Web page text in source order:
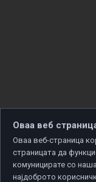
Оваа веб
Оваа веб-страница
страницата да
комуницирате со
најдоброто